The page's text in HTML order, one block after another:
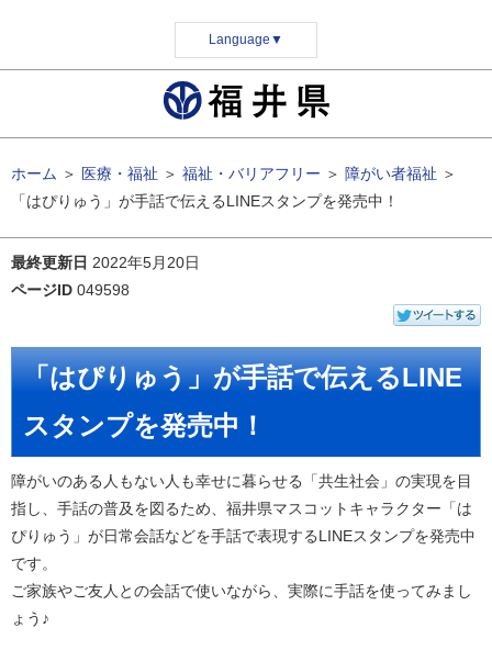
Language ▼
ホーム ＞ 医療・福祉 ＞ 福祉・バリアフリー ＞ 障がい者福祉 ＞
「はぴりゅう」が手話で伝えるLINEスタンプを発売中！
最終更新日 2022年5月20日
ページID 049598
「はぴりゅう」が手話で伝えるLINE
スタンプを発売中！
障がいのある人もない人も幸せに暮らせる「共生社会」の実現を目
指し、手話の普及を図るため、福井県マスコットキャラクター「は
ぴりゅう」が日常会話などを手話で表現するLINEスタンプを発売中
です。
ご家族やご友人との会話で使いながら、実際に手話を使ってみまし
ょう♪